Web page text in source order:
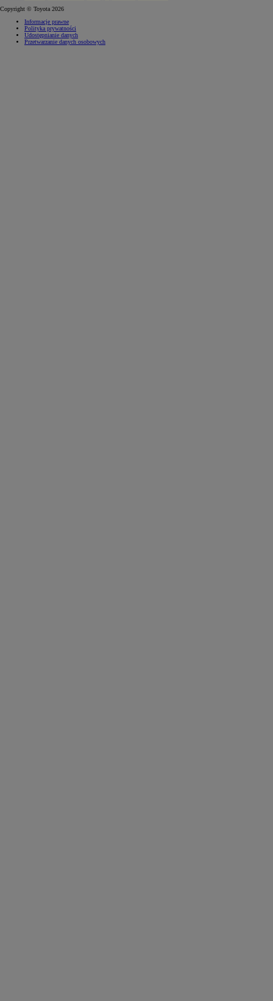
Copyright © Toyota 2026
Informacje prawne
Polityka prywatności
Udostępnianie danych
Przetwarzanie danych osobowych